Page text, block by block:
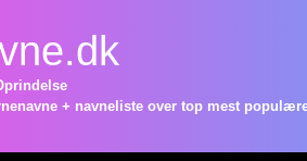
+ navneliste over top mest